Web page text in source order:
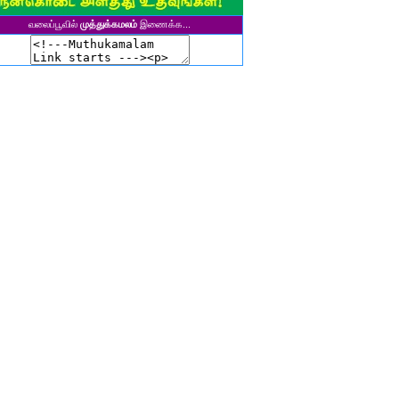
தனசேகரன்
ஹரிஹரன்
மு. பழனியப்பன்
வலைப்பூவில் முத்துக்கமலம் இணைக்க...